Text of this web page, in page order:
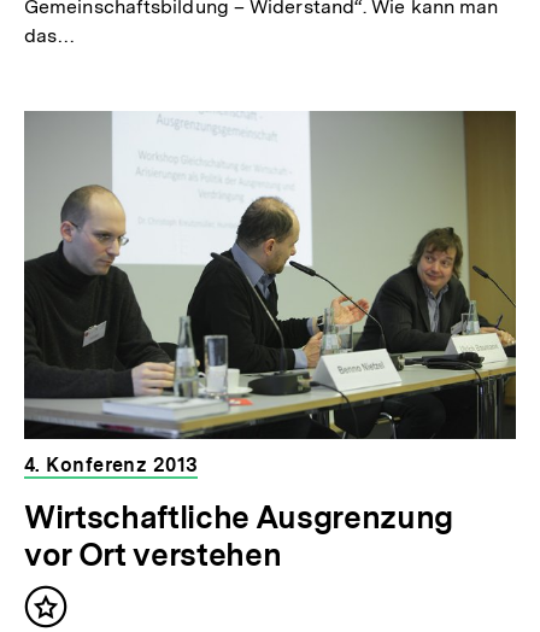
Gemeinschaftsbildung – Widerstand“. Wie kann man
das…
4. Konferenz 2013
Wirtschaftliche Ausgrenzung
vor Ort verstehen
Inhalt